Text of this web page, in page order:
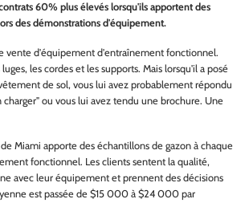
60% plus élevés lorsqu'ils apportent des
des démonstrations d'équipement.
vente d'équipement d'entraînement fonctionnel.
les cordes et les supports. Mais lorsqu'il a posé
de sol, vous lui avez probablement répondu
charger" ou vous lui avez tendu une brochure. Une
Miami apporte des échantillons de gazon à chaque
fonctionnel. Les clients sentent la qualité,
avec leur équipement et prennent des décisions
est passée de $15 000 à $24 000 par